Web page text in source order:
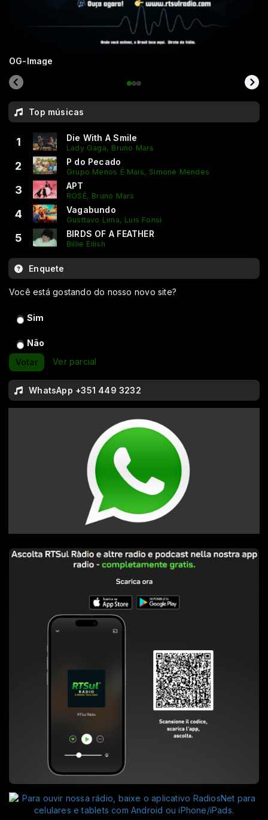
OG-Image
Top músicas
1 Die With A Smile
Lady Gaga, Bruno Mars
2 P do Pecado
Grupo Menos É Mais, Simone Mendes
3 APT
ROSÉ, Bruno Mars
4 Vagabundo
Gusttavo Lima, Luis Fonsi
5 BIRDS OF A FEATHER
Billie Eilish
Enquete
Você está gostando do nosso novo site?
Sim
Não
Votar
Ver parcial
WhatsApp +351 449 3232